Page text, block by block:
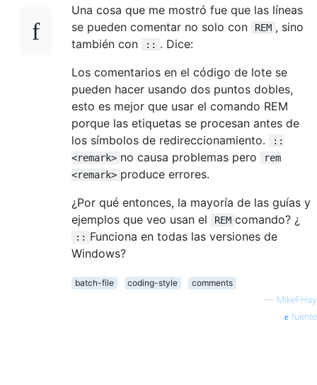
Una cosa que me mostró fue que las líneas
se pueden comentar no solo con
REM , sino
también con
:: . Dice:
Los comentarios en el código de lote se
pueden hacer usando dos puntos dobles,
esto es mejor que usar el comando REM
porque las etiquetas se procesan antes de
los símbolos de redireccionamiento.
::
<remark> no causa problemas pero
rem
<remark> produce errores.
¿Por qué entonces, la mayoría de las guías y
ejemplos que veo usan el
REM comando? ¿
:: Funciona en todas las versiones de
Windows?
batch-file coding-style
comments
— MikeFHay
fuente